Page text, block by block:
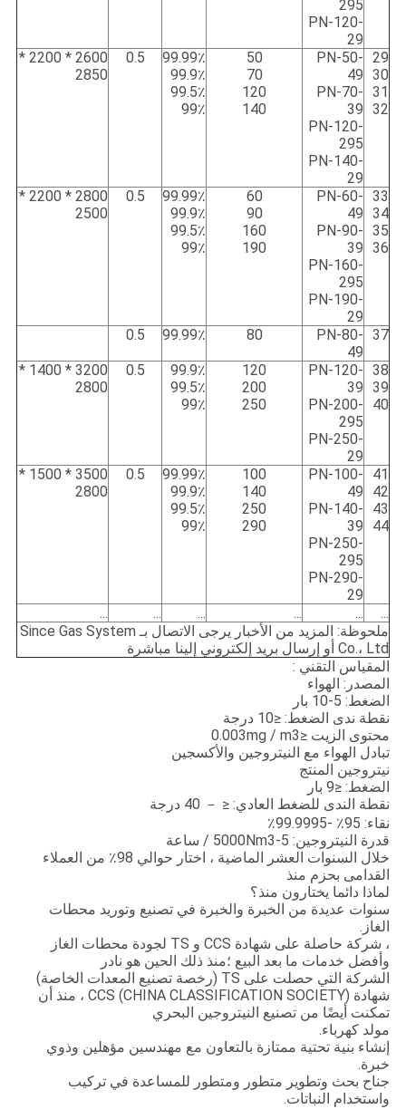
295
PN-120-
29
29
30
31
32
PN-50-
49
PN-70-
39
PN-120-
295
PN-140-
29
50
70
120
140
99.99٪
99.9٪
99.5٪
99٪
0.5
2600 * 2200 *
2850
33
34
35
36
PN-60-
49
PN-90-
39
PN-160-
295
PN-190-
29
60
90
160
190
99.99٪
99.9٪
99.5٪
99٪
0.5
2800 * 2200 *
2500
37
PN-80-
49
80 99.99٪ 0.5
38
39
40
PN-120-
39
PN-200-
295
PN-250-
29
120
200
250
99.9٪
99.5٪
99٪
0.5
3200 * 1400 *
2800
41
42
43
44
PN-100-
49
PN-140-
39
PN-250-
295
PN-290-
29
100
140
250
290
99.99٪
99.9٪
99.5٪
99٪
0.5
3500 * 1500 *
2800
...
...
...
...
...
...
ملحوظة: المزيد من الأخبار يرجى الاتصال بـ Since Gas System
Co.، Ltd أو إرسال بريد إلكتروني إلينا مباشرة
المقياس التقني :
المصدر: الهواء
الضغط: 5-10 بار
نقطة ندى الضغط: ≤10 درجة
محتوى الزيت ≤0.003mg / m3
تبادل الهواء مع النيتروجين والأكسجين
نيتروجين المنتج
الضغط: ≤9 بار
نقطة الندى للضغط العادي: ≤ － 40 درجة
نقاء: 95٪ -99.9995٪
قدرة النيتروجين: 5-5000Nm3 / ساعة
خلال السنوات العشر الماضية ، اختار حوالي 98٪ من العملاء
القدامى بحزم منذ
لماذا دائما يختارون منذ؟
سنوات عديدة من الخبرة والخبرة في تصنيع وتوريد محطات
الغاز.
، شركة حاصلة على شهادة CCS و TS لجودة محطات الغاز
وأفضل خدمات ما بعد البيع ؛منذ ذلك الحين هو نادر
الشركة التي حصلت على TS (رخصة تصنيع المعدات الخاصة)
شهادة CCS (CHINA CLASSIFICATION SOCIETY) ، منذ أن
تمكنت أيضًا من تصنيع النيتروجين البحري
مولد كهرباء.
إنشاء بنية تحتية ممتازة بالتعاون مع مهندسين مؤهلين وذوي
خبرة.
جناح بحث وتطوير متطور ومتطور للمساعدة في تركيب
واستخدام النباتات.